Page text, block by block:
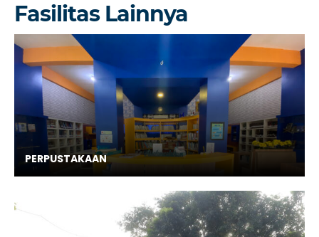
Fasilitas Lainnya
PERPUSTAKAAN